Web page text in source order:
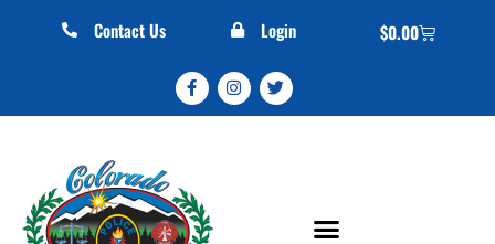
Contact Us Login $0.00